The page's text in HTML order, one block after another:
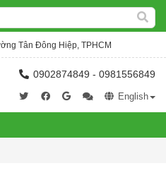
Tân Đông Hiệp, TPHCM
0902874849 - 0981556849
English